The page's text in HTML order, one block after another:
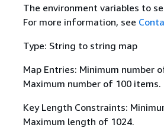
The environment variables to
For more information, see
Type: String to string map
Map Entries: Minimum number
Maximum number of 100 items.
Key Length Constraints:
Maximum length of 1024.